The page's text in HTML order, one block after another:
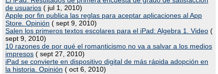
de usuarios ( jul 1, 2010)
Apple por fin publica las reglas para aceptar aplicaciones al App
Store. Opinión ( sept 9, 2010)
Salen los primeros textos escolares para el iPad: Algebra 1. Video (
sept 9, 2010)
10 razones de por qué el romanticismo no va a salvar a los medios
impresos ( sept 27, 2010)
iPad se convierte en dispositivo digital de más rápida adopción en
la historia. Opinión ( oct 6, 2010)